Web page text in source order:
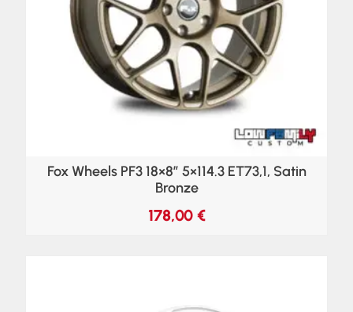
Fox Wheels PF3 18×8″ 5×114.3 ET73,1, Satin
Bronze
178,00 €